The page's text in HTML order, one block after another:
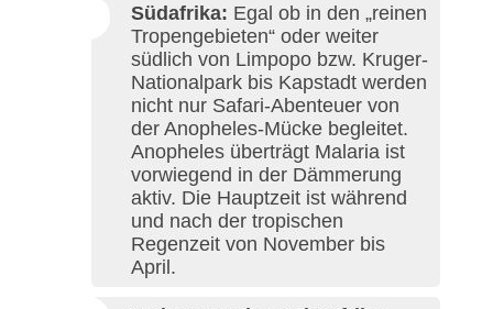
Südafrika: Egal ob in den „reinen
Tropengebieten“ oder weiter
südlich von Limpopo bzw. Kruger-
Nationalpark bis Kapstadt werden
nicht nur Safari-Abenteuer von
der Anopheles-Mücke begleitet.
Anopheles überträgt Malaria ist
vorwiegend in der Dämmerung
aktiv. Die Hauptzeit ist während
und nach der tropischen
Regenzeit von November bis
April.